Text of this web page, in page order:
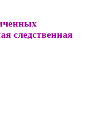
следственная